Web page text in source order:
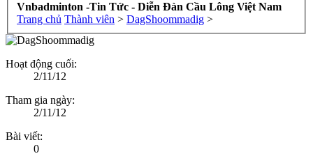
Vnbadminton -Tin Tức - Diễn Đàn Cầu Lông Việt Nam
Trang chủ Thành viên > DagShoommadig >
Hoạt động cuối:
2/11/12
Tham gia ngày:
2/11/12
Bài viết:
0